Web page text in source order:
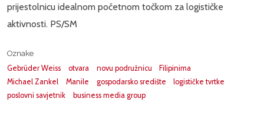
prijestolnicu idealnom početnom točkom za logističke
aktivnosti. PS/SM
Oznake
Gebrüder Weiss
otvara novu podružnicu
Filipinima
Michael Zankel
Manile gospodarsko središte
logističke tvrtke
poslovni savjetnik
business media group